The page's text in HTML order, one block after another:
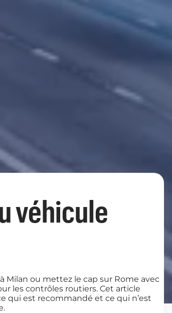
véhicule
Milan ou mettez le cap sur Rome avec
les contrôles routiers. Cet article
qui est recommandé et ce qui n’est